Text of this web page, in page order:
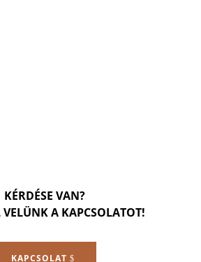
KÉRDÉSE VAN?
VELÜNK A KAPCSOLATOT!
KAPCSOLAT